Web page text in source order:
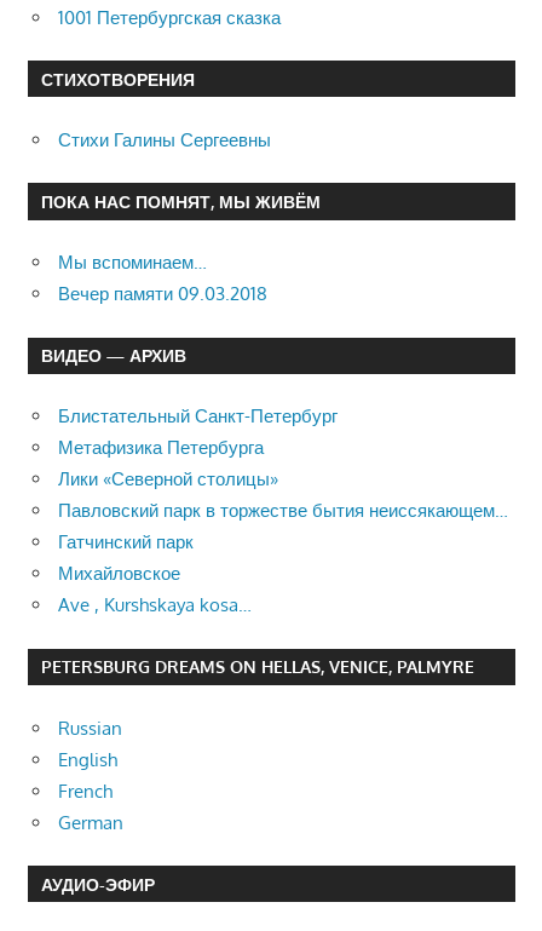
1001 Петербургская сказка
СТИХОТВОРЕНИЯ
Стихи Галины Сергеевны
ПОКА НАС ПОМНЯТ, МЫ ЖИВЁМ
Мы вспоминаем…
Вечер памяти 09.03.2018
ВИДЕО — АРХИВ
Блистательный Санкт-Петербург
Метафизика Петербурга
Лики «Северной столицы»
Павловский парк в торжестве бытия неиссякающем…
Гатчинский парк
Михайловское
Ave , Kurshskaya kosa…
PETERSBURG DREAMS ON HELLAS, VENICE, PALMYRE
Russian
English
French
German
АУДИО-ЭФИР